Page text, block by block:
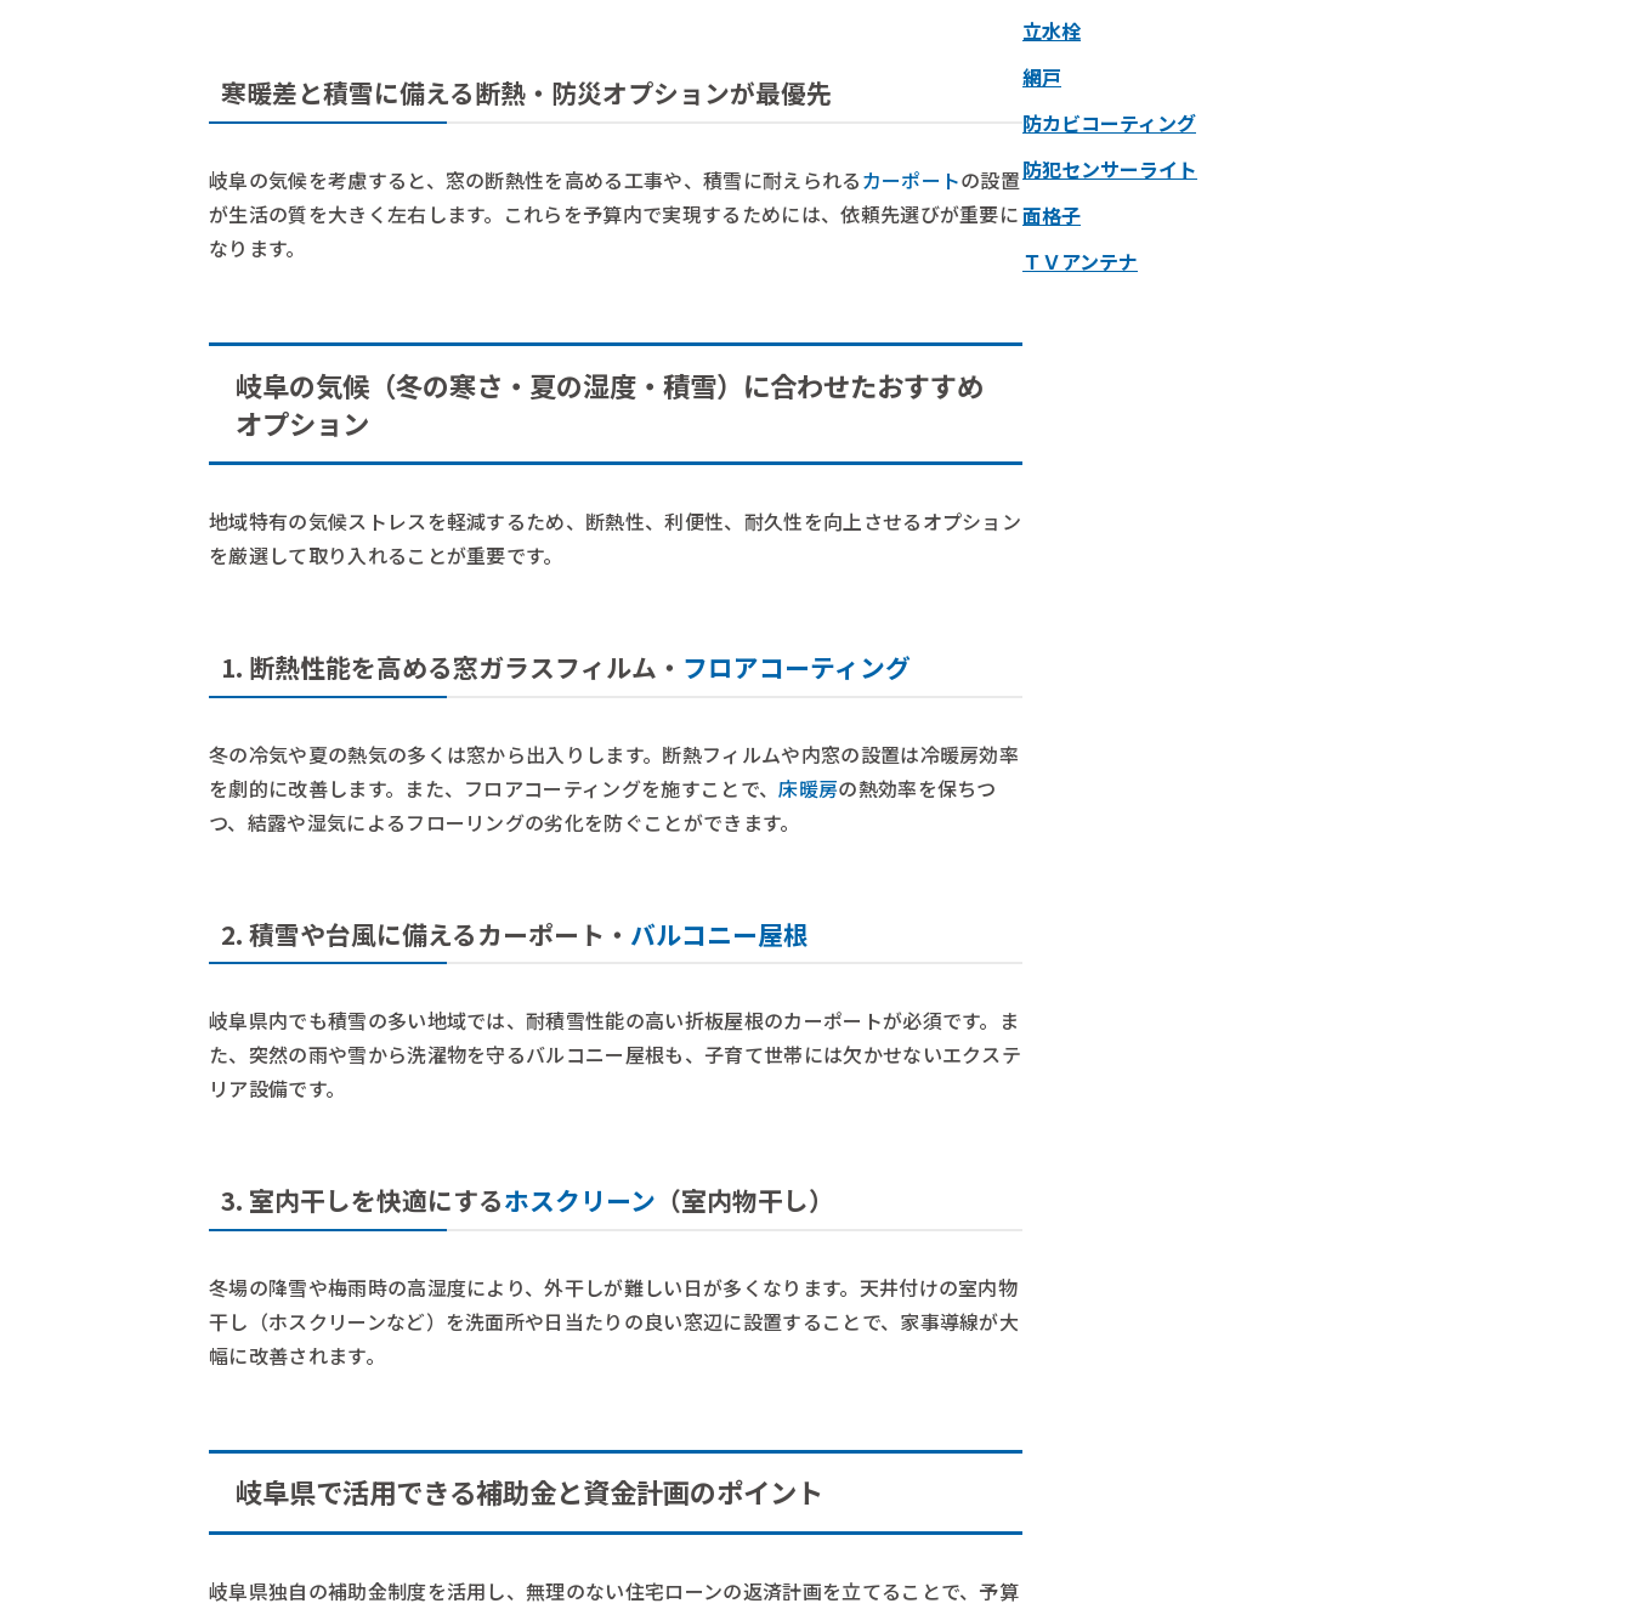
寒暖差と積雪に備える断熱・防災オプションが最優先
岐阜の気候を考慮すると、窓の断熱性を高める工事や、積雪に耐えられるカーポートの設置
が生活の質を大きく左右します。これらを予算内で実現するためには、依頼先選びが重要に
なります。
岐阜の気候（冬の寒さ・夏の湿度・積雪）に合わせたおすすめ
オプション
地域特有の気候ストレスを軽減するため、断熱性、利便性、耐久性を向上させるオプション
を厳選して取り入れることが重要です。
1. 断熱性能を高める窓ガラスフィルム・ フロアコーティング
冬の冷気や夏の熱気の多くは窓から出入りします。断熱フィルムや内窓の設置は冷暖房効率
を劇的に改善します。また、フロアコーティングを施すことで、床暖房の熱効率を保ちつ
つ、結露や湿気によるフローリングの劣化を防ぐことができます。
2. 積雪や台風に備えるカーポート・ バルコニー屋根
岐阜県内でも積雪の多い地域では、耐積雪性能の高い折板屋根のカーポートが必須です。ま
た、突然の雨や雪から洗濯物を守るバルコニー屋根も、子育て世帯には欠かせないエクステ
リア設備です。
3. 室内干しを快適にするホスクリーン （室内物干し）
冬場の降雪や梅雨時の高湿度により、外干しが難しい日が多くなります。天井付けの室内物
干し（ホスクリーンなど）を洗面所や日当たりの良い窓辺に設置することで、家事導線が大
幅に改善されます。
岐阜県で活用できる補助金と資金計画のポイント
岐阜県独自の補助金制度を活用し、無理のない住宅ローンの返済計画を立てることで、予算
立水栓
網戸
防カビコーティング
防犯センサーライト
面格子
ＴＶアンテナ